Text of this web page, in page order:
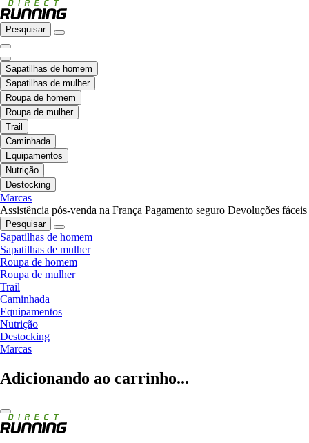
Pesquisar
Sapatilhas de homem
Sapatilhas de mulher
Roupa de homem
Roupa de mulher
Trail
Caminhada
Equipamentos
Nutrição
Destocking
Marcas
Assistência pós-venda na França Pagamento seguro Devoluções fáceis
Pesquisar
Sapatilhas de homem
Sapatilhas de mulher
Roupa de homem
Roupa de mulher
Trail
Caminhada
Equipamentos
Nutrição
Destocking
Marcas
Adicionando ao carrinho...